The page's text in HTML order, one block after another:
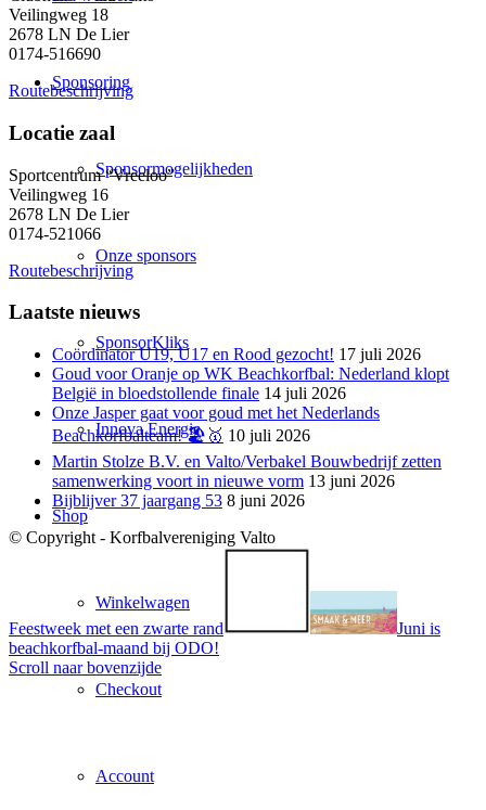
Sponsoring
Sponsormogelijkheden
Onze sponsors
SponsorKliks
Innova Energie
Shop
Winkelwagen
Checkout
Account
Veilingweg 18
2678 LN De Lier
0174-516690
Routebeschrijving
Locatie zaal
Sportcentrum “Vreeloo”
Veilingweg 16
2678 LN De Lier
0174-521066
Routebeschrijving
Laatste nieuws
Coördinator U19, U17 en Rood gezocht! 17 juli 2026
Goud voor Oranje op WK Beachkorfbal: Nederland klopt
België in bloedstollende finale 14 juli 2026
Onze Jasper gaat voor goud met het Nederlands
Beachkorfbalteam! 🏖️🥇 10 juli 2026
Martin Stolze B.V. en Valto/Verbakel Bouwbedrijf zetten
samenwerking voort in nieuwe vorm 13 juni 2026
Bijblijver 37 jaargang 53 8 juni 2026
© Copyright - Korfbalvereniging Valto
Feestweek met een zwarte rand
Juni is
beachkorfbal-maand bij ODO!
Scroll naar bovenzijde